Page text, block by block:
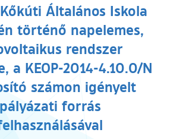
Általános Iskola
történő napelemes,
rendszer
a KEOP-2014-4.10.0/N
számon igényelt
pályázati forrás